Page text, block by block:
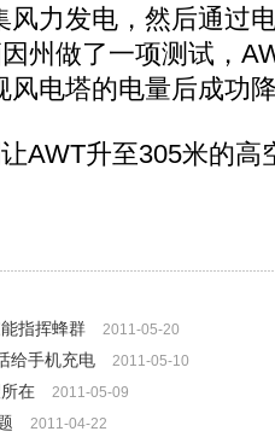
风力发电，然后通过
州做了一项测试，
风电塔的电量后成功
升至305米的高
指挥蜂群
2011-05-20
给手机充电 2011-05-10
在 2011-05-09
2011-04-22